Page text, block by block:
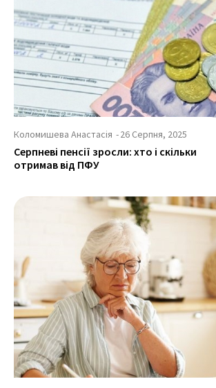
Коломишева Анастасія -26 Серпня, 2025
Серпневі пенсії зросли: хто і скільки
отримав від ПФУ